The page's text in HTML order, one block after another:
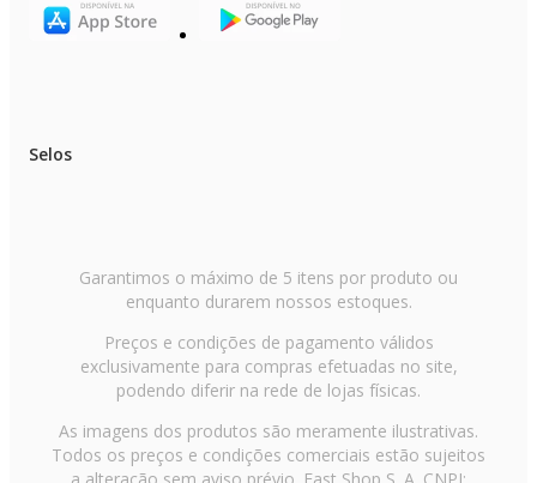
Selos
Garantimos o máximo de 5 itens por produto ou
enquanto durarem nossos estoques.
Preços e condições de pagamento válidos
exclusivamente para compras efetuadas no site,
podendo diferir na rede de lojas físicas.
As imagens dos produtos são meramente ilustrativas.
Todos os preços e condições comerciais estão sujeitos